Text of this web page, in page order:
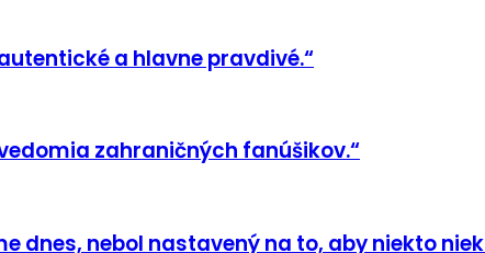
a hlavne pravdivé.“
zahraničných fanúšikov.“
dnes, nebol nastavený na to, aby niekto